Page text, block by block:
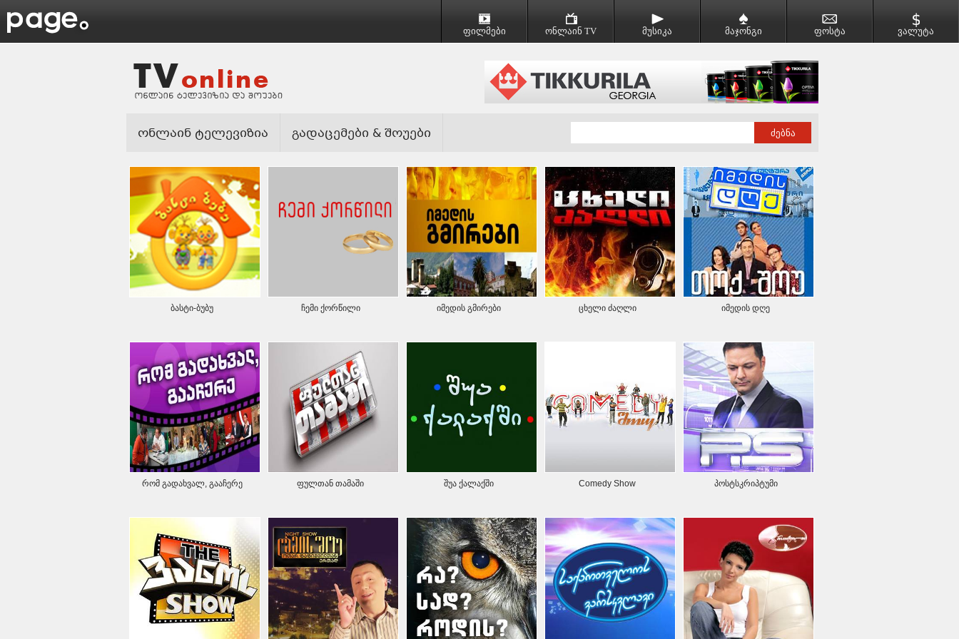
ფილმები ონლაინ TV მუსიკა მაჯონგი ფოსტა ვალუტა
ონლაინ ტელევიზია გადაცემები & შოუები
ბასტი-ბუბუ ჩემი ქორწილი იმედის გმირები ცხელი ძაღლი იმედის დღე
რომ გადახვალ, გააჩერე ფულთან თამაში შუა ქალაქში Comedy Show პოსტსკრიპტუმი